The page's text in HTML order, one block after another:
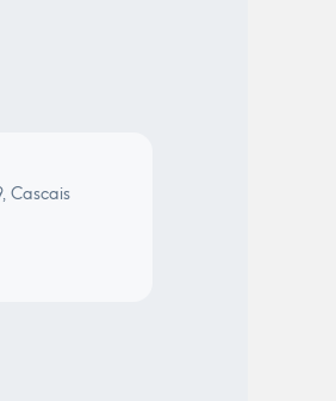
Cascais